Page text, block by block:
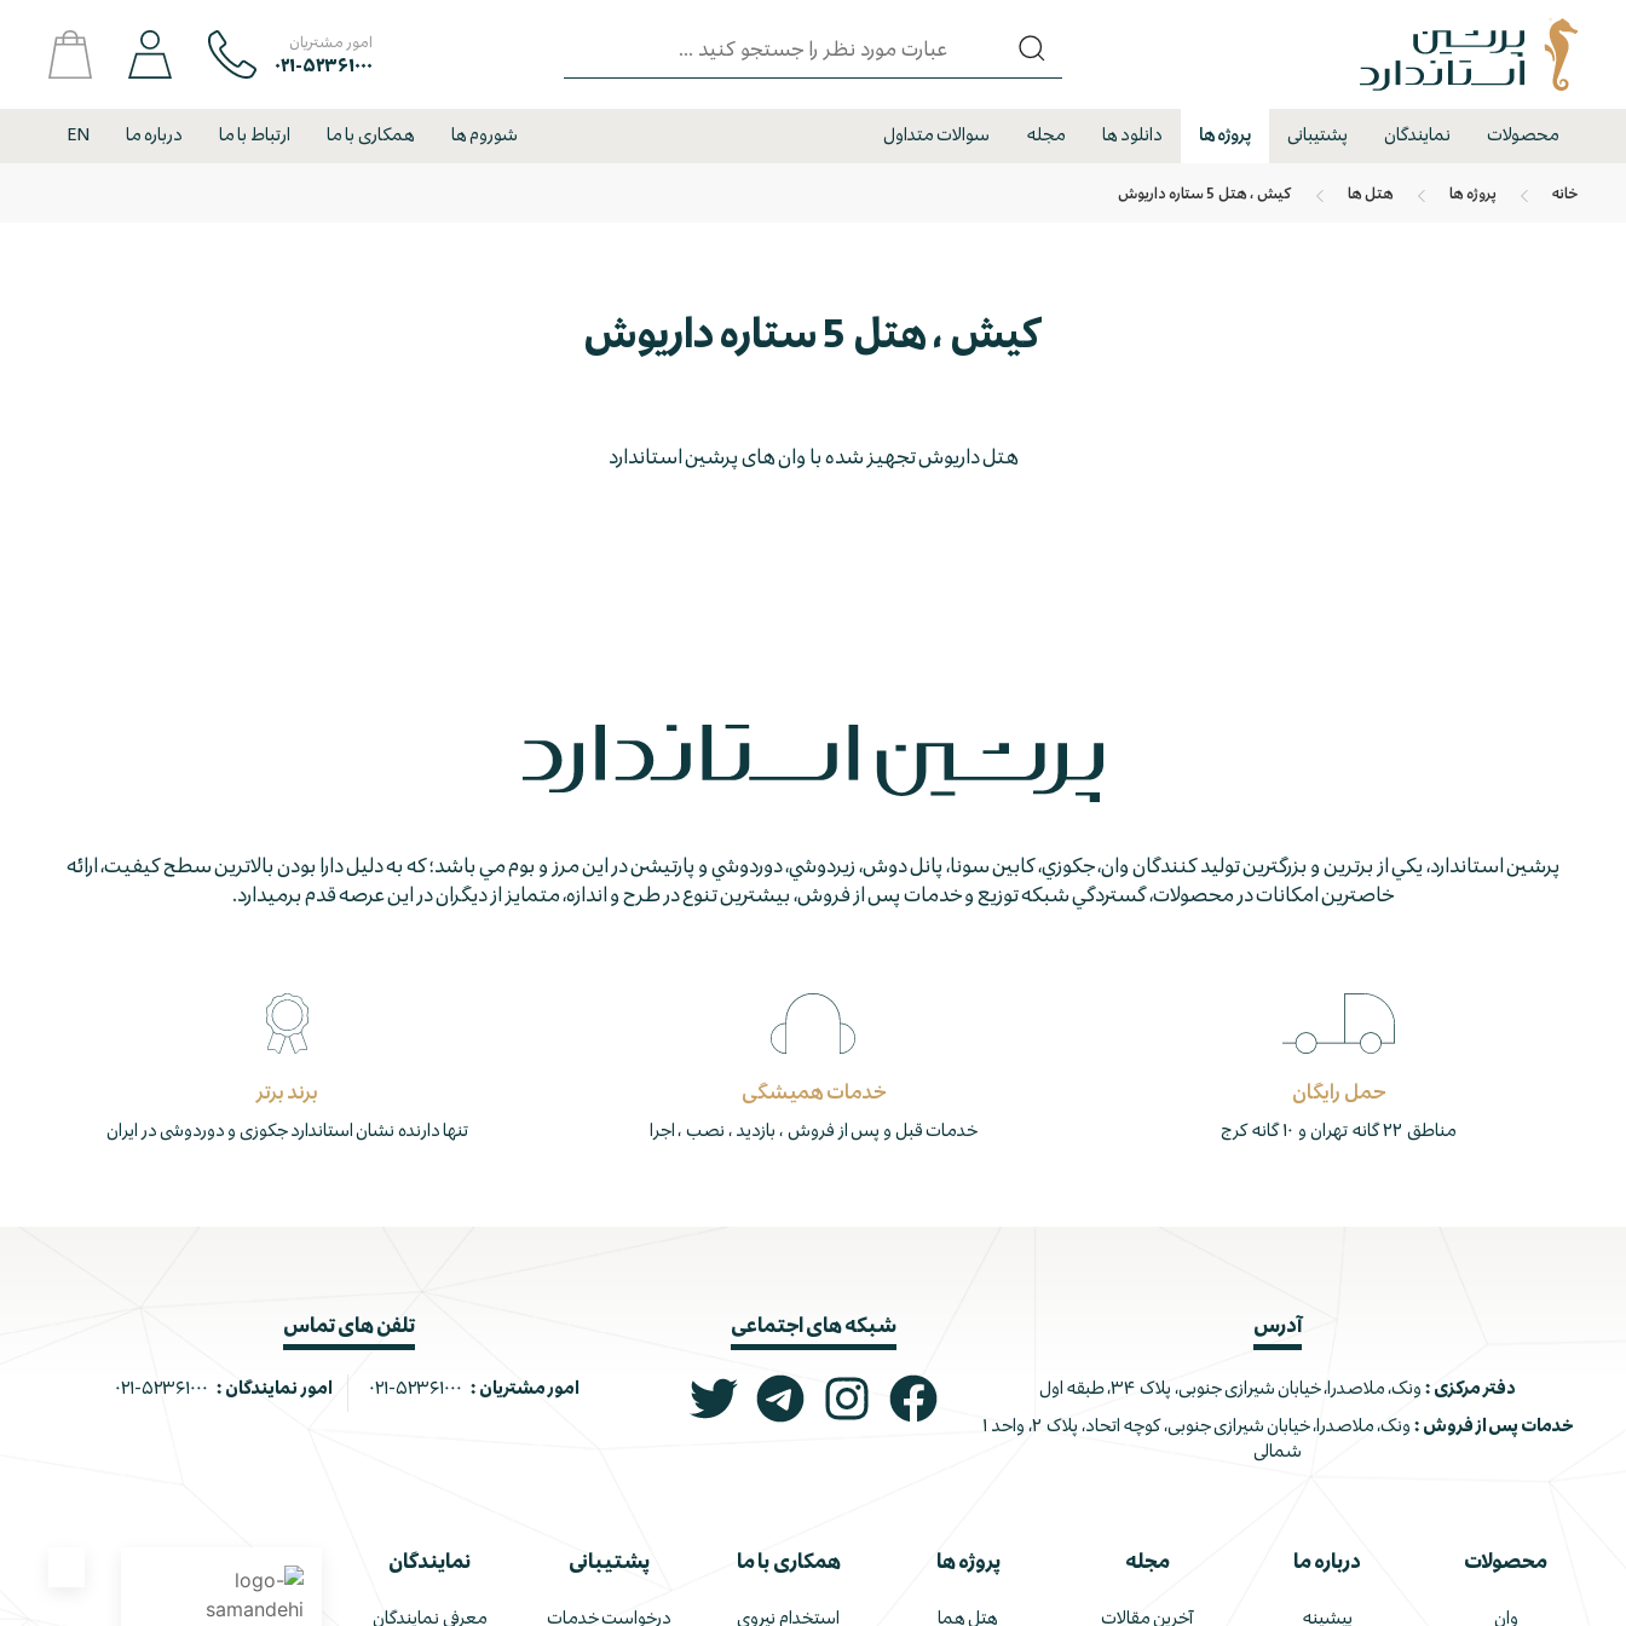
امور مشتریان
۰۲۱-۵۲۳۶۱۰۰۰
محصولات نمایندگان پشتیبانی پروژه ها دانلود ها مجله سوالات متداول شوروم ها همکاری با ما ارتباط با ما درباره ما EN
خانه پروژه ها هتل ها کیش ، هتل 5 ستاره داریوش
کیش ، هتل 5 ستاره داریوش
هتل داریوش تجهیز شده با وان های پرشین استاندارد
پرشين استاندارد، يكي از برترين و بزرگترين توليد كنندگان وان، جكوزي، كابين سونا، پانل دوش، زيردوشي، دوردوشي و پارتيشن در اين مرز و بوم مي باشد؛ كه به دليل دارا بودن بالاترين سطح كيفيت، ارائه
خاصترين امكانات در محصولات، گستردگي شبكه توزيع و خدمات پس از فروش، بيشترين تنوع در طرح و اندازه، متمايز از ديگران در اين عرصه قدم برمي­دارد.
حمل رایگان
مناطق ۲۲ گانه تهران و ۱۰ گانه کرج
خدمات همیشگی
خدمات قبل و پس از فروش ، بازدید ، نصب ، اجرا
برند برتر
تنها دارنده نشان استاندارد جکوزی و دوردوشی در ایران
آدرس
دفتر مرکزی : ونک، ملاصدرا، خیابان شیرازی جنوبی، پلاک ۳۴، طبقه اول
خدمات پس از فروش :
ونک، ملاصدرا، خیابان شیرازی جنوبی، کوچه اتحاد، پلاک ۲، واحد ۱
شمالی
شبکه های اجتماعی تلفن های تماس
امور مشتریان : ۰۲۱-۵۲۳۶۱۰۰۰ امور نمایندگان : ۰۲۱-۵۲۳۶۱۰۰۰
محصولات
وان
درباره ما
پیشینه
مجله
آخرین مقالات
پروژه ها
هتل هما
همکاری با ما
استخدام نیروی
پشتیبانی
درخواست خدمات
نمایندگان
معرفی نمایندگان